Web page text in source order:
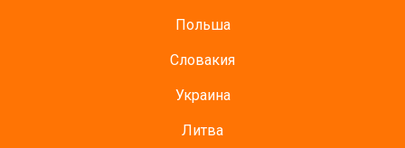
Польша
Словакия
Украина
Литва